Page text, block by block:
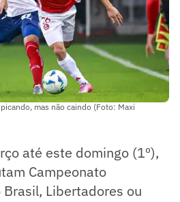
mas não caindo (Foto: Maxi
até este domingo (1º),
Campeonato
Libertadores ou